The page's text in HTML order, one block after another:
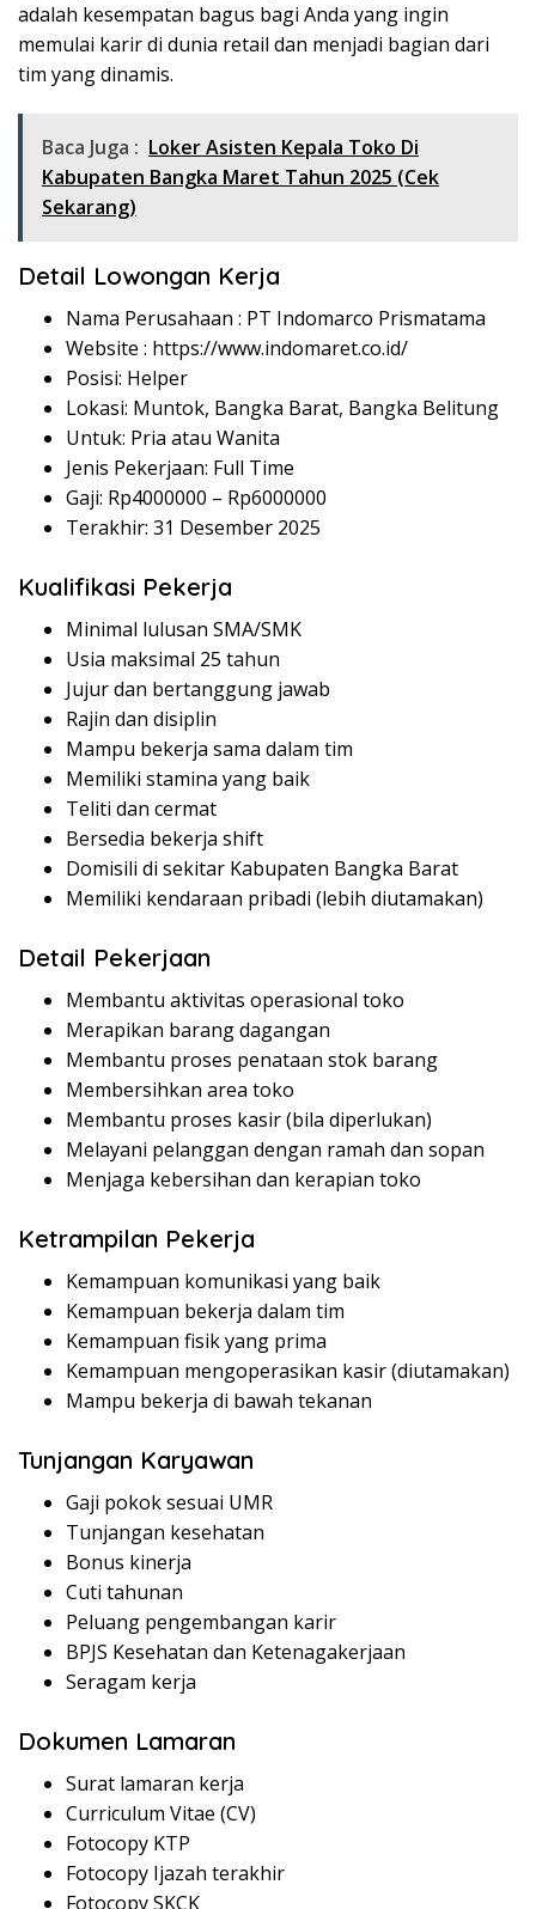
adalah kesempatan bagus bagi Anda yang ingin
memulai karir di dunia retail dan menjadi bagian dari
tim yang dinamis.
Baca Juga : Loker Asisten Kepala Toko Di
Kabupaten Bangka Maret Tahun 2025 (Cek
Sekarang)
Detail Lowongan Kerja
Nama Perusahaan : PT Indomarco Prismatama
Website : https://www.indomaret.co.id/
Posisi: Helper
Lokasi: Muntok, Bangka Barat, Bangka Belitung
Untuk: Pria atau Wanita
Jenis Pekerjaan: Full Time
Gaji: Rp4000000 – Rp6000000
Terakhir: 31 Desember 2025
Kualifikasi Pekerja
Minimal lulusan SMA/SMK
Usia maksimal 25 tahun
Jujur dan bertanggung jawab
Rajin dan disiplin
Mampu bekerja sama dalam tim
Memiliki stamina yang baik
Teliti dan cermat
Bersedia bekerja shift
Domisili di sekitar Kabupaten Bangka Barat
Memiliki kendaraan pribadi (lebih diutamakan)
Detail Pekerjaan
Membantu aktivitas operasional toko
Merapikan barang dagangan
Membantu proses penataan stok barang
Membersihkan area toko
Membantu proses kasir (bila diperlukan)
Melayani pelanggan dengan ramah dan sopan
Menjaga kebersihan dan kerapian toko
Ketrampilan Pekerja
Kemampuan komunikasi yang baik
Kemampuan bekerja dalam tim
Kemampuan fisik yang prima
Kemampuan mengoperasikan kasir (diutamakan)
Mampu bekerja di bawah tekanan
Tunjangan Karyawan
Gaji pokok sesuai UMR
Tunjangan kesehatan
Bonus kinerja
Cuti tahunan
Peluang pengembangan karir
BPJS Kesehatan dan Ketenagakerjaan
Seragam kerja
Dokumen Lamaran
Surat lamaran kerja
Curriculum Vitae (CV)
Fotocopy KTP
Fotocopy Ijazah terakhir
Fotocopy SKCK